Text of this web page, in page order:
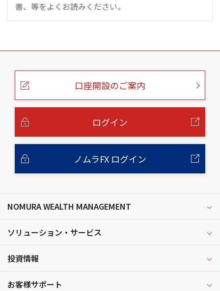
書、等をよくお読みください。
こ
口座開設のご案内
ログイン
ノムラFX ログイン
NOMURA WEALTH MANAGEMENT
ソリューション・サービス
投資情報
お客様サポート